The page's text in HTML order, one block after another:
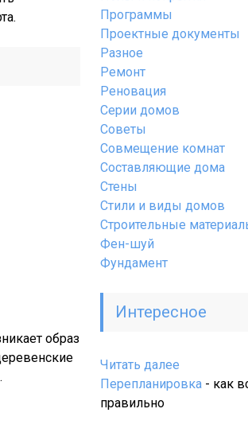
образ
Программы
Проектные документы
Разное
Ремонт
Реновация
Серии домов
Советы
Совмещение комнат
Составляющие дома
Стены
Стили и виды домов
Строительные
Фен-шуй
Фундамент
Интересное
Читать далее
Перепланировка - как
правильно